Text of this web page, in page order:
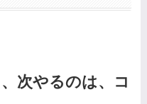
次やるのは、コ